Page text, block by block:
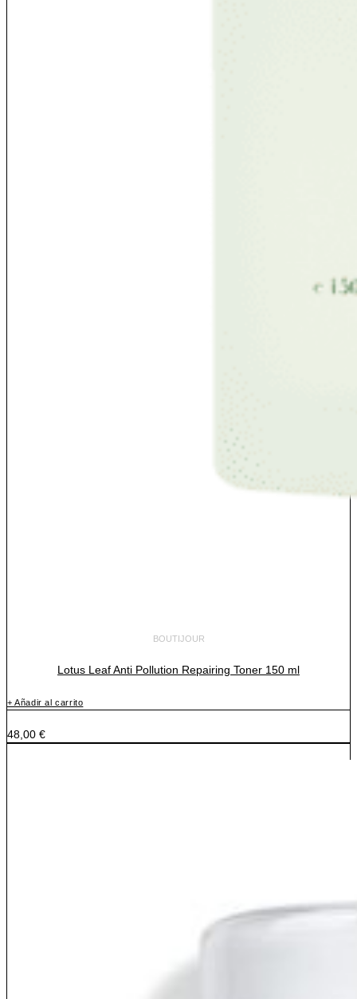
BOUTIJOUR
Lotus Leaf Anti Pollution Repairing Toner 150 ml
+ Añadir al carrito
48,00 €